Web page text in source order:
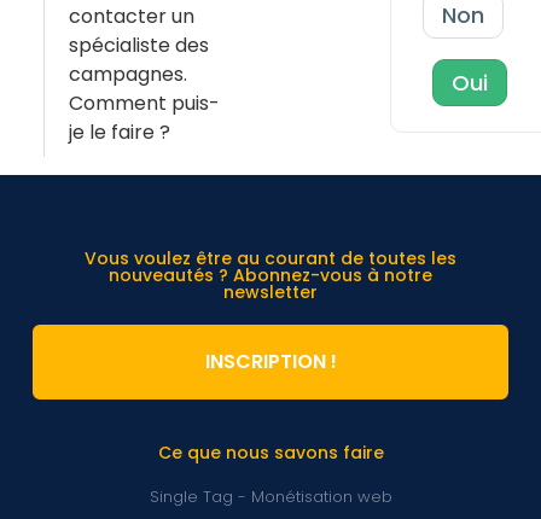
contacter un
spécialiste des
campagnes.
Comment puis-
je le faire ?
Non
Oui
Ce que nous savons faire
Single Tag - Monétisation web
Vous voulez être au courant de toutes les
nouveautés ? Abonnez-vous à notre
newsletter
INSCRIPTION !